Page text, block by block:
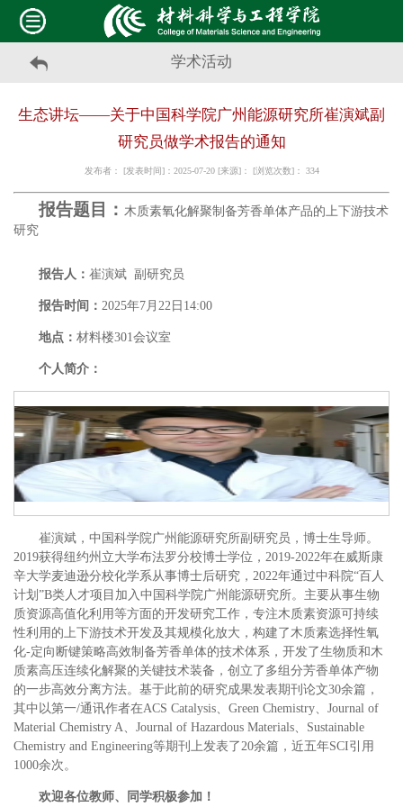
学术活动
生态讲坛——关于中国科学院广州能源研究所崔演斌副
研究员做学术报告的通知
发布者： [发表时间]：2025-07-20 [来源]： [浏览次数]： 334
报告题目： 木质素氧化解聚制备芳香单体产品的上下游技术
研究
报告人： 崔演斌 副研究员
报告时间： 2025年7月22日14:00
地点： 材料楼301会议室
个人简介：
崔演斌， 中国科学院广州能源研究所副研究员，博士生导师。
2019获得纽约州立大学布法罗分校博士学位，2019-2022年在威斯康
辛大学麦迪逊分校化学系从事博士后研究，2022年通过中科院“百人
计划”B类人才项目加入中国科学院广州能源研究所。主要从事生物
质资源高值化利用等方面的开发研究工作，专注木质素资源可持续
性利用的上下游技术开发及其规模化放大，构建了木质素选择性氧
化-定向断键策略高效制备芳香单体的技术体系，开发了生物质和木
质素高压连续化解聚的关键技术装备，创立了多组分芳香单体产物
的一步高效分离方法。基于此前的研究成果发表期刊论文30余篇，
其中以第一/通讯作者在ACS Catalysis、Green Chemistry、Journal of
Material Chemistry A、Journal of Hazardous Materials、Sustainable
Chemistry and Engineering等期刊上发表了20余篇，近五年SCI引用
1000余次。
欢迎各位教师、同学积极参加！